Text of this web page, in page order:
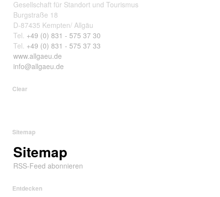
Gesellschaft für Standort und Tourismus
Burgstraße 18
D-87435 Kempten/ Allgäu
Tel. +49 (0) 831 - 575 37 30
Tel. +49 (0) 831 - 575 37 33
www.allgaeu.de
info@allgaeu.de
Clear
Sitemap
Sitemap
RSS-Feed abonnieren
Entdecken